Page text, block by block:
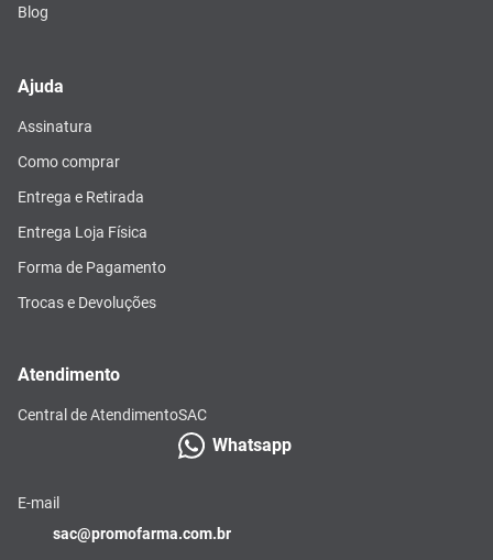
Blog
Ajuda
Assinatura
Como comprar
Entrega e Retirada
Entrega Loja Física
Forma de Pagamento
Trocas e Devoluções
Atendimento
Central de AtendimentoSAC
Whatsapp
E-mail
sac@promofarma.com.br